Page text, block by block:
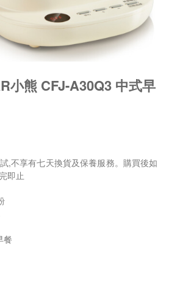
小熊 CFJ-A30Q3 中式早
,不享有七天換貨及保養服務。購買後如
即止
餐